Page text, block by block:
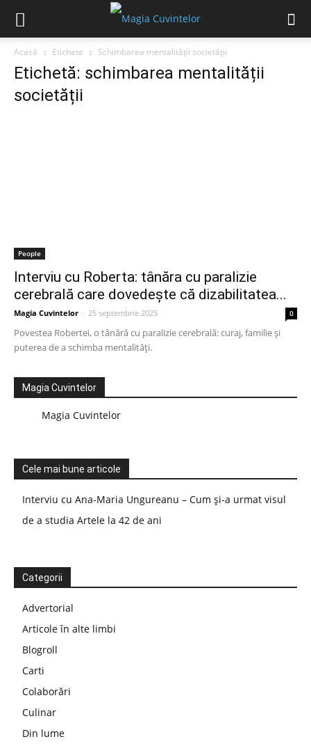
Acasă Etichete Schimbarea mentalității societății
Etichetă: schimbarea mentalității
societății
People
Interviu cu Roberta: tânăra cu paralizie
cerebrală care dovedește că dizabilitatea...
Magia Cuvintelor - 25 septembrie 2025 0
Povestea Robertei, o tânără cu paralizie cerebrală: curaj, familie și
puterea de a schimba mentalități.
Magia Cuvintelor
Magia Cuvintelor
Cele mai bune articole
Interviu cu Ana-Maria Ungureanu – Cum și-a urmat visul
de a studia Artele la 42 de ani
Categorii
Advertorial
Articole în alte limbi
Blogroll
Carti
Colaborări
Culinar
Din lume